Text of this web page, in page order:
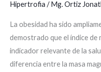
Hipertrofia /Mg. Ortiz
La obesidad ha sido
demostrado que el índice de
indicador relevante de la
diferencia entre la masa